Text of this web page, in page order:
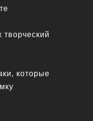
творческий
которые